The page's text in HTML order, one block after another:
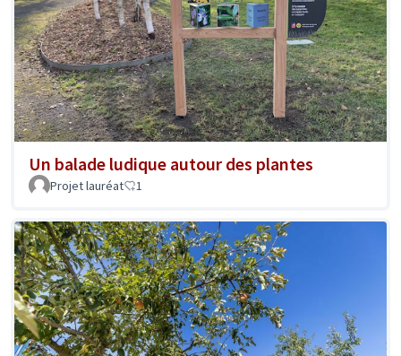
Un balade ludique autour des plantes
Projet lauréat 1